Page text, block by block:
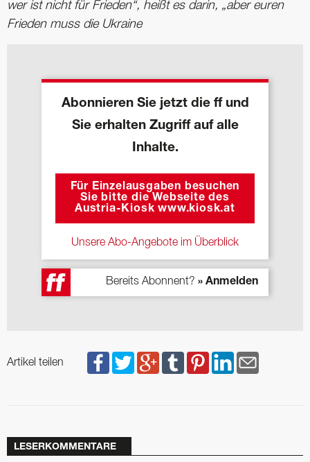
wer ist nicht für Frieden“, heißt es darin, „aber euren
Frieden muss die Ukraine
Abonnieren Sie jetzt die ff und
Sie erhalten Zugriff auf alle
Inhalte.
Für Einzelausgaben besuchen
Sie bitte die Webseite des
Austria-Kiosk www.kiosk.at
Unsere Abo-Angebote im Überblick
Bereits Abonnent? » Anmelden
Artikel teilen
LESERKOMMENTARE